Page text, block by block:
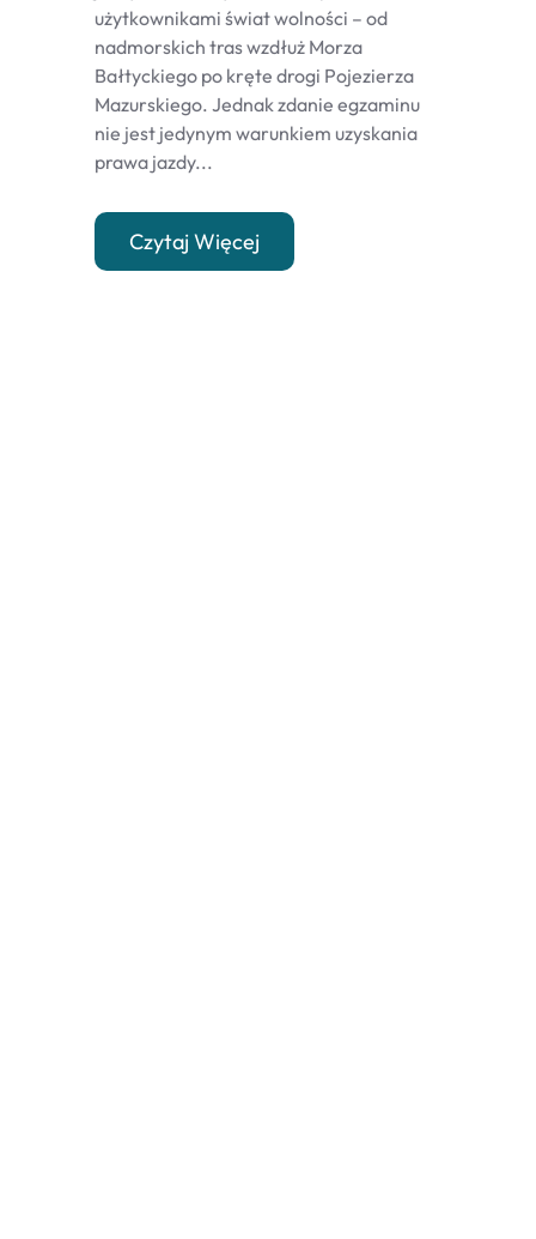
użytkownikami świat wolności – od
nadmorskich tras wzdłuż Morza
Bałtyckiego po kręte drogi Pojezierza
Mazurskiego. Jednak zdanie egzaminu
nie jest jedynym warunkiem uzyskania
prawa jazdy...
Czytaj Więcej